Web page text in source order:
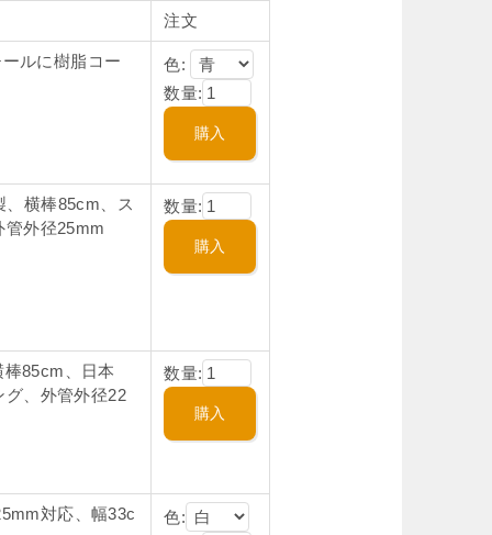
注文
ルに樹脂コー
色:
数量:
、横棒85cm、ス
管外径25mm
数量:
85cm、日本
グ、外管外径22
数量:
対応、幅33c
色: